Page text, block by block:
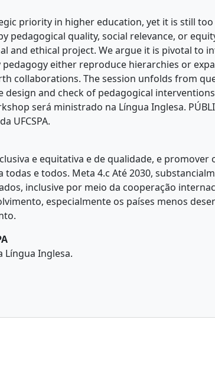
priority in higher education, yet it is still
pedagogical quality, social relevance, or
and ethical project. We argue it is pivotal to
pedagogy either reproduce hierarchies or
collaborations. The session unfolds from
and check of pedagogical
será ministrado na Língua Inglesa.
UFCSPA.
e equitativa e de qualidade, e
e todos. Meta 4.c Até 2030,
inclusive por meio da cooperação
especialmente os países menos
Língua Inglesa.